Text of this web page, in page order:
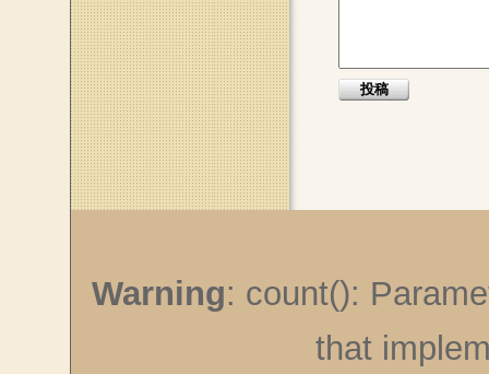
Warning: count():
that